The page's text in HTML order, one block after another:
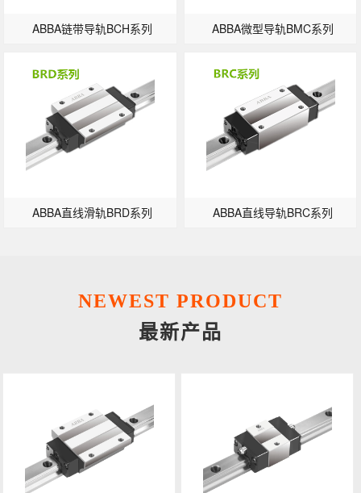
ABBA链带导轨BCH系列 ABBA微型导轨BMC系列
ABBA直线滑轨BRD系列 ABBA直线导轨BRC系列
NEWEST PRODUCT
最新产品